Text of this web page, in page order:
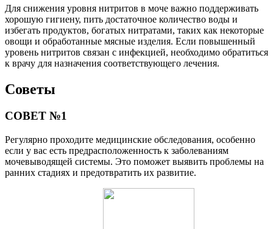
Для снижения уровня нитритов в моче важно поддерживать
хорошую гигиену, пить достаточное количество воды и
избегать продуктов, богатых нитратами, таких как некоторые
овощи и обработанные мясные изделия. Если повышенный
уровень нитритов связан с инфекцией, необходимо обратиться
к врачу для назначения соответствующего лечения.
Советы
СОВЕТ №1
Регулярно проходите медицинские обследования, особенно
если у вас есть предрасположенность к заболеваниям
мочевыводящей системы. Это поможет выявить проблемы на
ранних стадиях и предотвратить их развитие.